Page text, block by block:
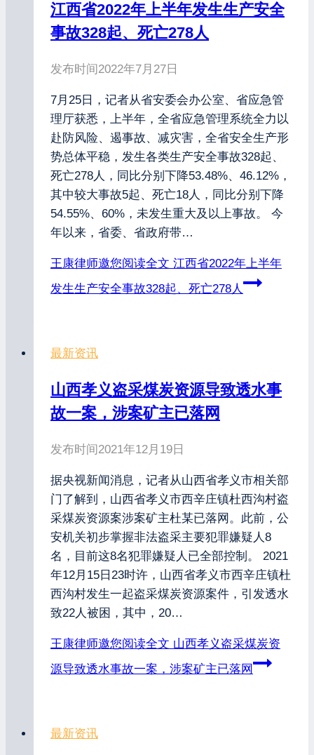
江西省2022年上半年发生生产安全
事故328起、死亡278人
发布时间2022年7月27日
7月25日，记者从省安委会办公室、省应急管
理厅获悉，上半年，全省应急管理系统全力以
赴防风险、遏事故、减灾害，全省安全生产形
势总体平稳，发生各类生产安全事故328起、
死亡278人，同比分别下降53.48%、46.12%，
其中较大事故5起、死亡18人，同比分别下降
54.55%、60%，未发生重大及以上事故。 今
年以来，省委、省政府带…
王康律师邀您阅读全文 江西省2022年上半年
发生生产安全事故328起、死亡278人
最新资讯
山西孝义盗采煤炭资源导致透水事
故一案，涉案矿主已落网
发布时间2021年12月19日
据央视新闻消息，记者从山西省孝义市相关部
门了解到，山西省孝义市西辛庄镇杜西沟村盗
采煤炭资源案涉案矿主杜某已落网。此前，公
安机关初步掌握非法盗采主要犯罪嫌疑人8
名，目前这8名犯罪嫌疑人已全部控制。 2021
年12月15日23时许，山西省孝义市西辛庄镇杜
西沟村发生一起盗采煤炭资源案件，引发透水
致22人被困，其中，20…
王康律师邀您阅读全文 山西孝义盗采煤炭资
源导致透水事故一案，涉案矿主已落网
最新资讯